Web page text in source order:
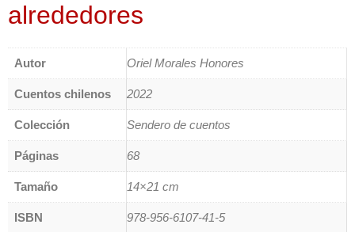
alrededores
Autor Oriel Morales Honores
Cuentos chilenos 2022
Colección Sendero de cuentos
Páginas 68
Tamaño 14×21 cm
ISBN 978-956-6107-41-5